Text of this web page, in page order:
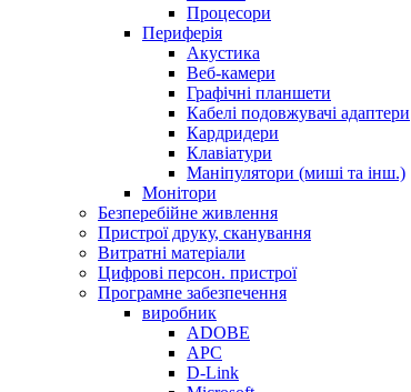
Процесори
Периферія
Акустика
Веб-камери
Графічні планшети
Кабелі подовжувачі адаптери
Кардридери
Клавіатури
Маніпулятори (миші та інш.)
Монітори
Безперебійне живлення
Пристрої друку, сканування
Витратні матеріали
Цифрові персон. пристрої
Програмне забезпечення
виробник
ADOBE
APC
D-Link